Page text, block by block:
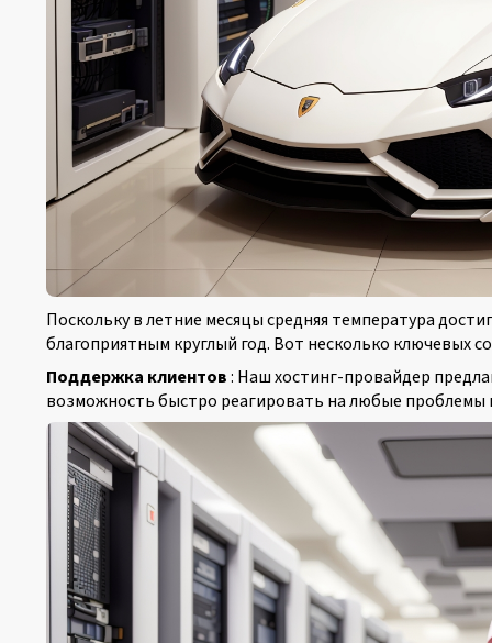
Поскольку в летние месяцы средняя температура
благоприятным круглый год. Вот несколько ключевых
Поддержка клиентов: Наш хостинг-провайдер
возможность быстро реагировать на любые проблемы